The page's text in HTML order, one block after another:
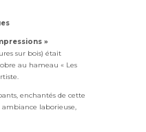
»
sur bois) était
au hameau « Les
enchantés de cette
ambiance laborieuse,